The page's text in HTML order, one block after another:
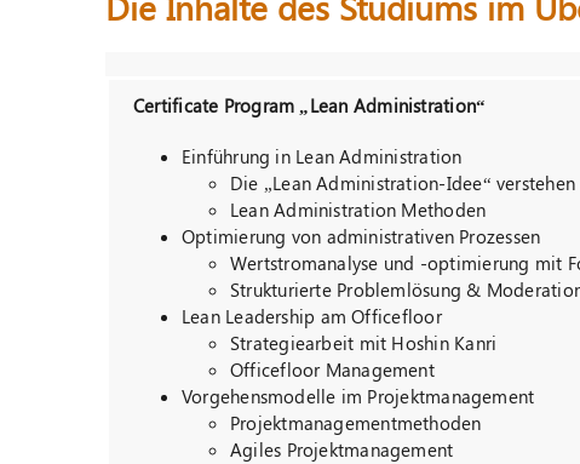
Certificate Program „Lean Administration“
Einführung in Lean Administration
Die „Lean Administration-Idee“ verstehen
Lean Administration Methoden
Optimierung von administrativen Prozessen
Wertstromanalyse und -optimierung mit
Strukturierte Problemlösung &
Lean Leadership am Officefloor
Strategiearbeit mit Hoshin Kanri
Officefloor Management
Vorgehensmodelle im Projektmanagement
Projektmanagementmethoden
Agiles Projektmanagement